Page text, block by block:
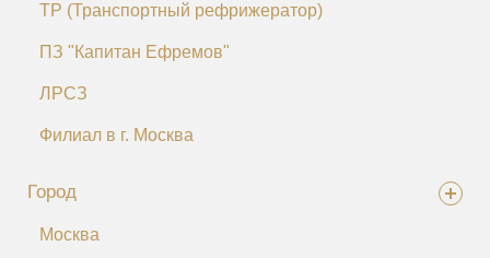
ТР (Транспортный рефрижератор)
ПЗ "Капитан Ефремов"
ЛРСЗ
Филиал в г. Москва
Город
Москва